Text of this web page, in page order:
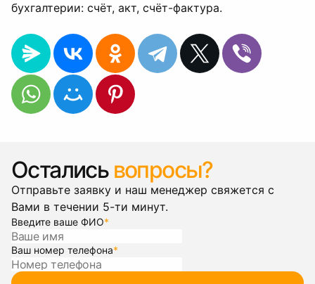
бухгалтерии: счёт, акт, счёт-фактура.
Остались вопросы?
Отправьте заявку и наш менеджер свяжется с
Вами в течении 5-ти минут.
Введите ваше ФИО*
Ваш номер телефона*